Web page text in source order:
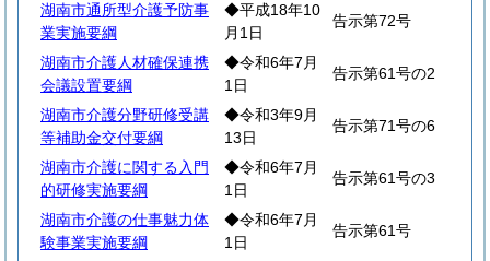
湖南市通所型介護予防事
業実施要綱
◆平成18年10
月1日
告示第72号
湖南市介護人材確保連携
会議設置要綱
◆令和6年7月
1日
告示第61号の2
湖南市介護分野研修受講
等補助金交付要綱
◆令和3年9月
13日
告示第71号の6
湖南市介護に関する入門
的研修実施要綱
◆令和6年7月
1日
告示第61号の3
湖南市介護の仕事魅力体
験事業実施要綱
◆令和6年7月
1日
告示第61号